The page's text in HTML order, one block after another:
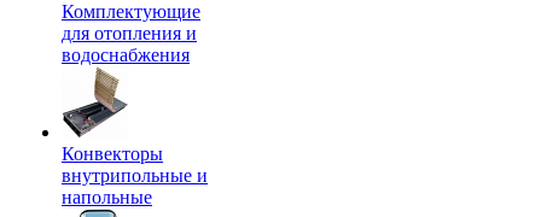
Комплектующие
для отопления и
водоснабжения
Конвекторы
внутрипольные и
напольные